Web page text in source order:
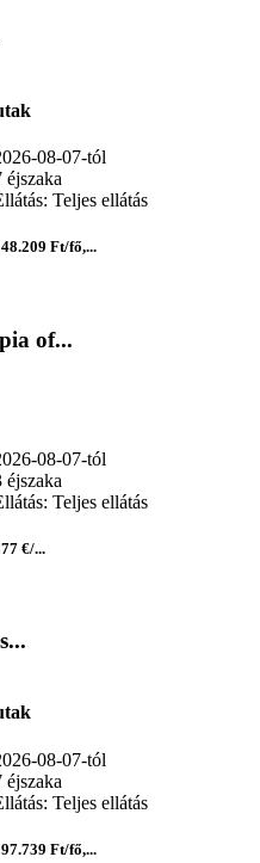
08-07-tól
éjszaka
Teljes ellátás
Ft/fő,...
of...
08-07-tól
éjszaka
Teljes ellátás
€/...
08-07-tól
éjszaka
Teljes ellátás
Ft/fő,...